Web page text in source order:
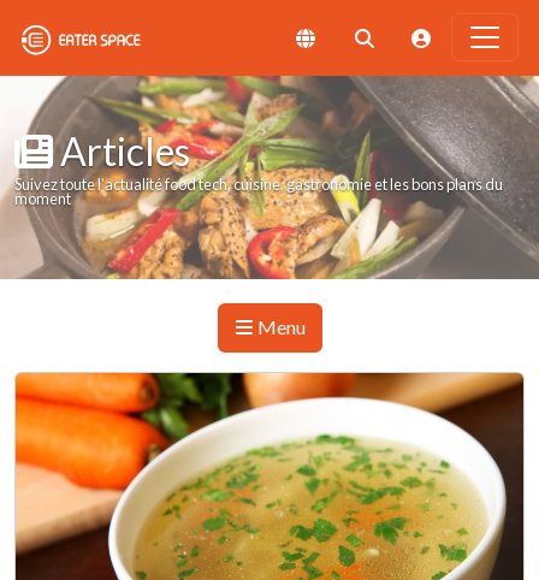
Articles
Suivez toute l'actualité food tech, cuisine, gastronomie et les bons plans du
moment
Menu